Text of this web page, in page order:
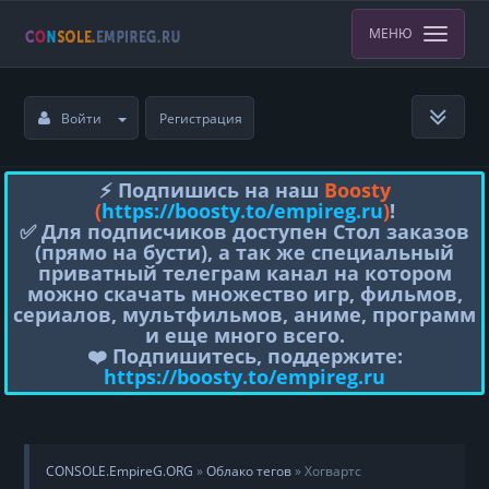
МЕНЮ
Войти Регистрация
⚡️ Подпишись на наш Boosty
(https://boosty.to/empireg.ru)!
✅ Для подписчиков доступен Стол заказов
(прямо на бусти), а так же специальный
приватный телеграм канал на котором
можно скачать множество игр, фильмов,
сериалов, мультфильмов, аниме, программ
и еще много всего.
❤️ Подпишитесь, поддержите:
https://boosty.to/empireg.ru
CONSOLE.EmpireG.ORG »Облако тегов» Хогвартс